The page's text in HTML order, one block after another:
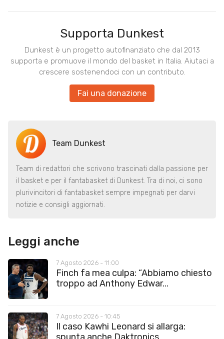
Supporta Dunkest
Dunkest è un progetto autofinanziato che dal 2013
supporta e promuove il mondo del basket in Italia. Aiutaci a
crescere sostenendoci con un contributo.
Fai una donazione
Team Dunkest
Team di redattori che scrivono trascinati dalla passione per
il basket e per il fantabasket di Dunkest. Tra di noi, ci sono
plurivincitori di fantabasket sempre impegnati per darvi
notizie e consigli aggiornati.
Leggi anche
7 Agosto 2026 - 11:00
Finch fa mea culpa: “Abbiamo chiesto
troppo ad Anthony Edwar...
7 Agosto 2026 - 10:45
Il caso Kawhi Leonard si allarga: